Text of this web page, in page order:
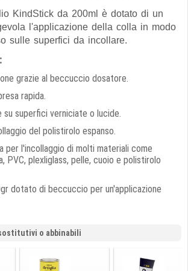
KindStick da 200ml è dotato di un
l'applicazione della colla in modo
sulle superfici da incollare.
grazie al beccuccio dosatore.
rapida.
su superfici verniciate o lucide.
del polistirolo espanso.
per l'incollaggio di molti materiali come
PVC, plexliglass, pelle, cuoio e polistirolo
dotato di beccuccio per un'applicazione
o abbinabili